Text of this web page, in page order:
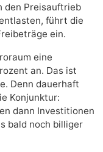
den Preisauftrieb
führt die
ein.
eine
an. Das ist
Denn dauerhaft
Konjunktur:
dann Investitionen
bald noch billiger